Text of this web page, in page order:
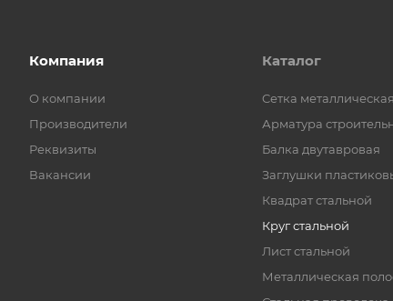
Компания
О компании
Производители
Реквизиты
Вакансии
Каталог
Cетка металлическая
Арматура
Балка двутавровая
Заглушки
Квадрат стальной
Круг стальной
Лист стальной
Металлическая